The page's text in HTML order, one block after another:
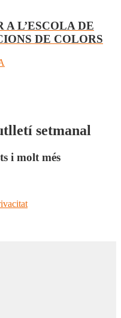
L’ESCOLA DE
DE COLORS
setmanal
i molt més